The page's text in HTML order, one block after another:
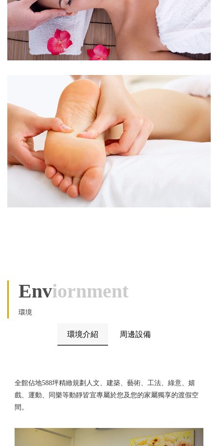
EnvIornment
環境
環境介紹 周邊設備
全館佔地588坪精緻規劃人文、建築、藝術、工法、綠意、嬉
戲、運動、同樂等動靜皆宜專屬於您及您的家屬獨享的渡假空
間。